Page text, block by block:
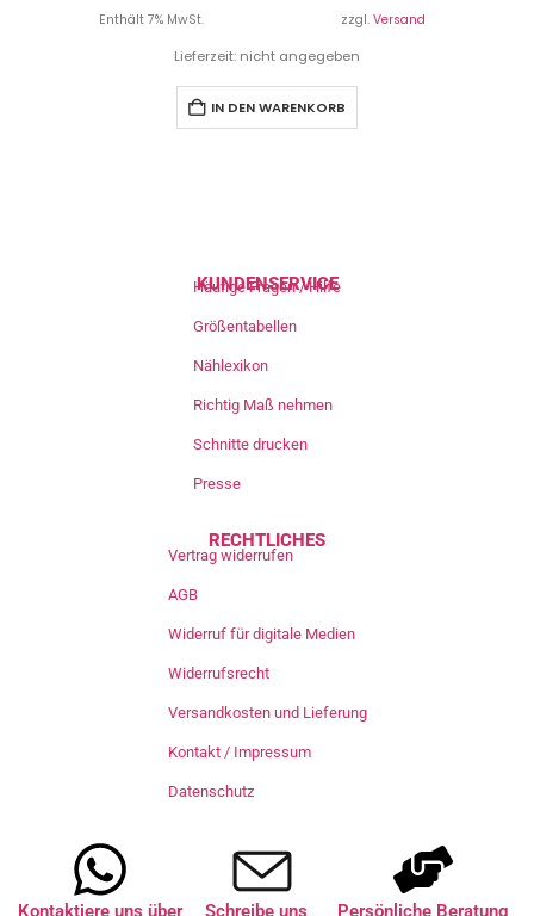
Enthält 7% MwSt. zzgl. Versand
Lieferzeit: nicht angegeben
IN DEN WARENKORB
KUNDENSERVICE
Häufige Fragen / Hilfe
Größentabellen
Nählexikon
Richtig Maß nehmen
Schnitte drucken
Presse
RECHTLICHES
Vertrag widerrufen
AGB
Widerruf für digitale Medien
Widerrufsrecht
Versandkosten und Lieferung
Kontakt / Impressum
Datenschutz
Kontaktiere uns über Schreibe uns Persönliche Beratung